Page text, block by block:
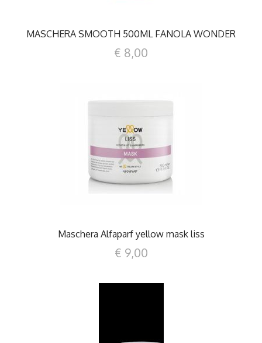
MASCHERA SMOOTH 500ML FANOLA WONDER
€ 8,00
DETTAGLI
Maschera Alfaparf yellow mask liss
€ 9,00